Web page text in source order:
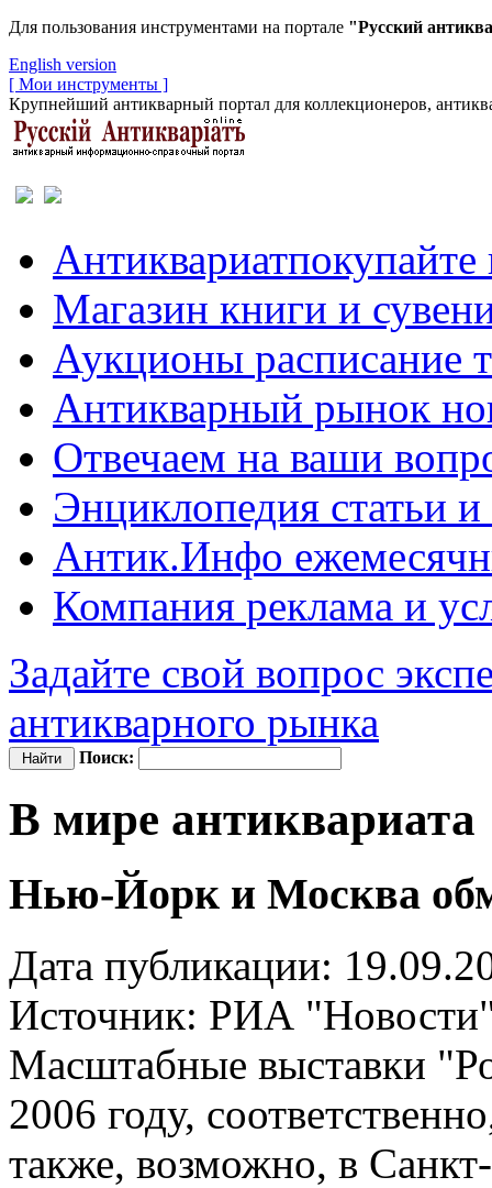
Для пользования инструментами на портале "Русский
English version
[ Мои инструменты ]
Крупнейший антикварный портал для коллекционеров,
Антиквариатпокупайте
Магазин книги и
Аукционы расписание
Антикварный рынок
Отвечаем на ваши
Энциклопедия статьи
Антик.Инфо
Компания реклама и
Задайте свой вопрос
антикварного рынка
Поиск:
В мире антиквариата
Нью-Йорк и Москва
Дата публикации:
Источник: РИА
Масштабные выставки
2006 году,
также, возможно, в